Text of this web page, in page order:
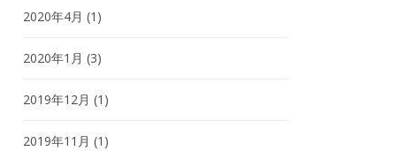
2020年4月 (1)
2020年1月 (3)
2019年12月 (1)
2019年11月 (1)